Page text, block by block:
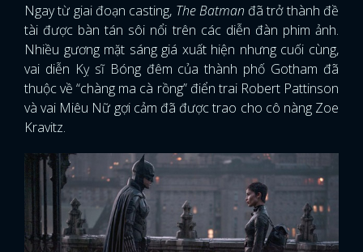
x
ĐĂNG NHẬP
Ngay từ giai đoạn casting, The Batman đã trở thành đề
tài được bàn tán sôi nổi trên các diễn đàn phim ảnh.
Nhiều gương mặt sáng giá xuất hiện nhưng cuối cùng,
vai diễn Kỵ sĩ Bóng đêm của thành phố Gotham đã
thuộc về “chàng ma cà rồng” điển trai Robert Pattinson
và vai Miêu Nữ gợi cảm đã được trao cho cô nàng Zoe
Kravitz.